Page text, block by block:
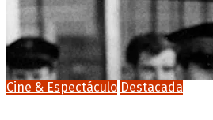
Cine & Espectáculo Destacada